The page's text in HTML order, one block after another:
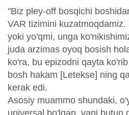
"Biz pley-off bosqichi
VAR tizimini
yoki yo'qmi, unga
juda arzimas oyoq bosish
ko'ra, bu epizodni qayta
bosh hakam [Letekse] ning
kerak edi.
Asosiy muammo shundaki,